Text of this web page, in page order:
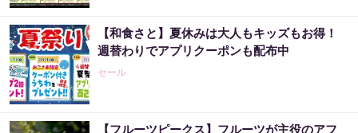
【和食さと】夏休みは大人もキッズもお得！
週替わりでアプリクーポンも配布中
セール
【フルーツピークス】フルーツが主役のアフ